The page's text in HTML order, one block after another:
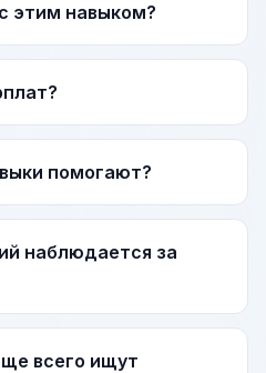
этим навыком?
помогают?
наблюдается за
всего ищут